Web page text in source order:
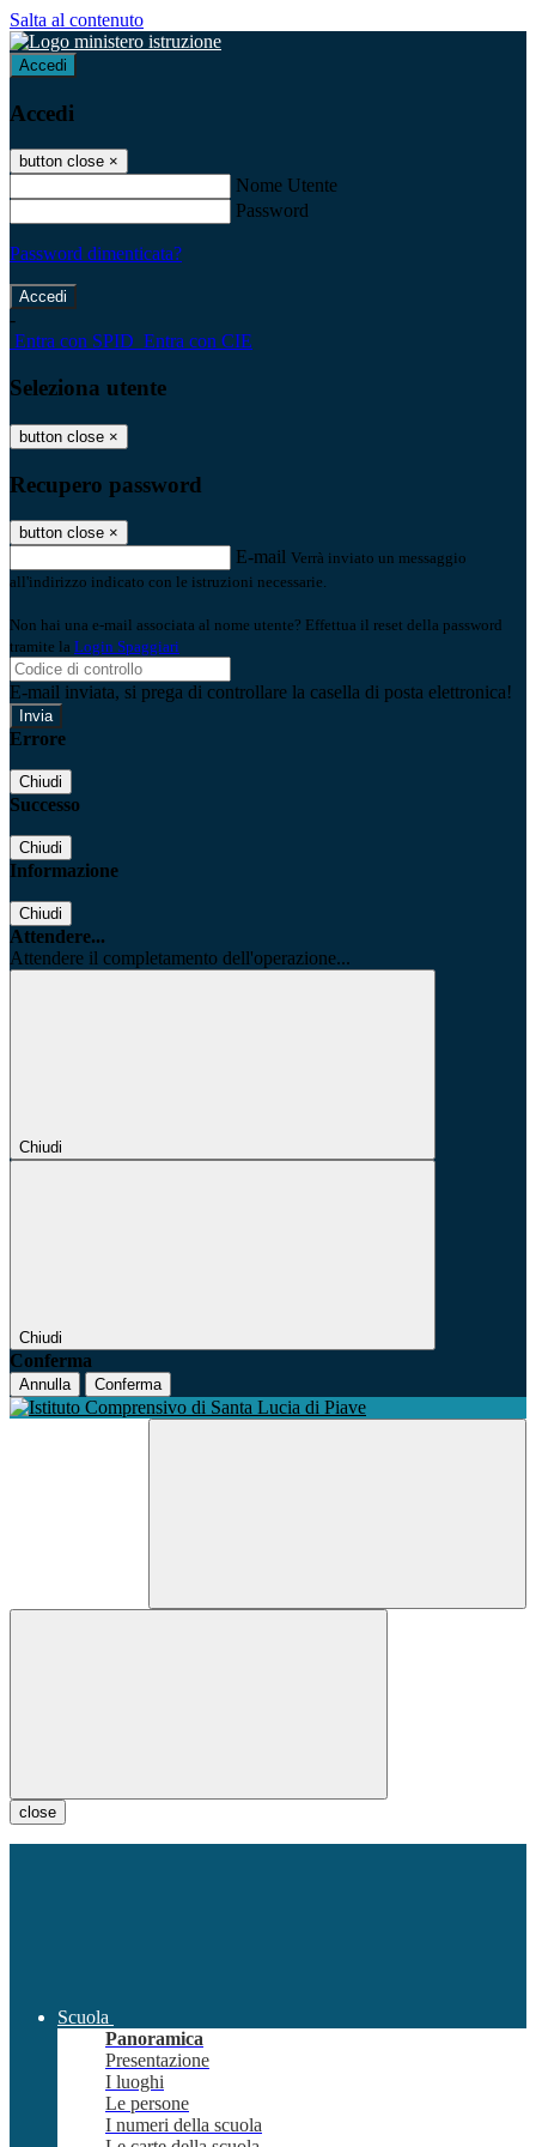
Salta al contenuto
Accedi
Accedi
button close ×
Nome Utente
Password
Password dimenticata?
-
Entra con SPID Entra con CIE
Seleziona utente
button close ×
Recupero password
button close ×
E-mail Verrà inviato un messaggio
all'indirizzo indicato con le istruzioni necessarie.
Non hai una e-mail associata al nome utente? Effettua il reset della password
tramite la Login Spaggiari
E-mail inviata, si prega di controllare la casella di posta elettronica!
Errore
Chiudi
Successo
Chiudi
Informazione
Chiudi
Attendere...
Attendere il completamento dell'operazione...
Chiudi
Chiudi
Conferma
Annulla Conferma
close
Scuola
Panoramica
Presentazione
I luoghi
Le persone
I numeri della scuola